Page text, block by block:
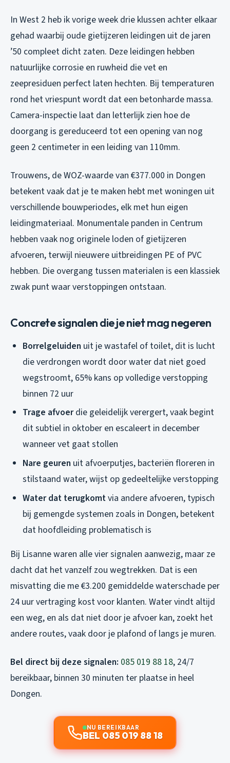
In West 2 heb ik vorige week drie klussen achter elkaar
gehad waarbij oude gietijzeren leidingen uit de jaren
’50 compleet dicht zaten. Deze leidingen hebben
natuurlijke corrosie en ruwheid die vet en
zeepresiduen perfect laten hechten. Bij temperaturen
rond het vriespunt wordt dat een betonharde massa.
Camera-inspectie laat dan letterlijk zien hoe de
doorgang is gereduceerd tot een opening van nog
geen 2 centimeter in een leiding van 110mm.
Trouwens, de WOZ-waarde van €377.000 in Dongen
betekent vaak dat je te maken hebt met woningen uit
verschillende bouwperiodes, elk met hun eigen
leidingmateriaal. Monumentale panden in Centrum
hebben vaak nog originele loden of gietijzeren
afvoeren, terwijl nieuwere uitbreidingen PE of PVC
hebben. Die overgang tussen materialen is een klassiek
zwak punt waar verstoppingen ontstaan.
Concrete signalen die je niet mag negeren
Borrelgeluiden uit je wastafel of toilet, dit is lucht
die verdrongen wordt door water dat niet goed
wegstroomt, 65% kans op volledige verstopping
binnen 72 uur
Trage afvoerdie geleidelijk verergert, vaak begint
dit subtiel in oktober en escaleert in december
wanneer vet gaat stollen
Nare geuren uit afvoerputjes, bacteriën floreren in
stilstaand water, wijst op gedeeltelijke verstopping
Water dat terugkomtvia andere afvoeren, typisch
bij gemengde systemen zoals in Dongen, betekent
dat hoofdleiding problematisch is
Bij Lisanne waren alle vier signalen aanwezig, maar ze
dacht dat het vanzelf zou wegtrekken. Dat is een
misvatting die me €3.200 gemiddelde waterschade per
24 uur vertraging kost voor klanten. Water vindt altijd
een weg, en als dat niet door je afvoer kan, zoekt het
andere routes, vaak door je plafond of langs je muren.
Bel direct bij deze signalen: 085 019 88 18, 24/7
bereikbaar, binnen 30 minuten ter plaatse in heel
Dongen.
NU BEREIKBAAR
BEL 085 019 88 18